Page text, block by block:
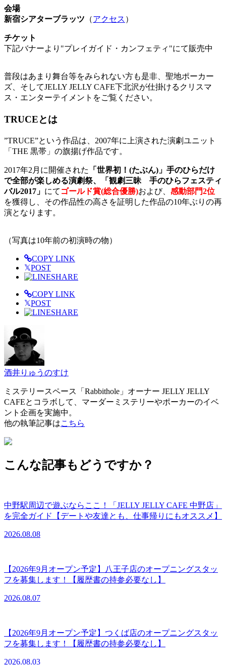
会場
新宿シアターブラッツ （アクセス ）
チケット
下記バナーより"プレイガイド・カンフェティ"にて販売中
普段はあまり舞台等をみられない方も是非、聖地ポーカー
ズ、そしてJELLY JELLY CAFE下北沢が仕掛けるクリスマ
ス・エンターテイメントをご覧ください。
TRUCEとは
”TRUCE”という作品は、2007年に上演された演劇ユニット
「THE 黒帯」の旗揚げ作品です。
2017年2月に開催された
「世界初！(たぶん)」手のひらだけ
で全部が楽しめる演劇祭、「観劇三昧 手のひらフェスティ
バル2017」 にて ゴールド賞(総合優勝)および、 感動部門2位
を獲得し、その作品性の高さを証明した作品の10年ぶりの再
演となります。
（写真は10年前の初演時の物）
COPY LINK
𝕏POST
SHARE
COPY LINK
𝕏POST
SHARE
酒井りゅうのすけ
ミステリースペース「Rabbithole」オーナー JELLY JELLY
CAFEとコラボして、マーダーミステリーやポーカーのイベ
ント企画を実施中。
他の執筆記事はこちら
こんな記事もどうですか？
中野駅周辺で遊ぶならここ！「JELLY JELLY CAFE 中野店」
を完全ガイド【デートや友達とも、仕事帰りにもオススメ】
2026.08.08
【2026年9月オープン予定】八王子店のオープニングスタッ
フを募集します！【履歴書の持参必要なし】
2026.08.07
【2026年9月オープン予定】つくば店のオープニングスタッ
フを募集します！【履歴書の持参必要なし】
2026.08.03